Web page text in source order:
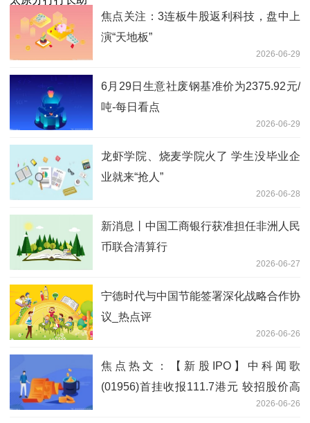
焦点关注：3连板牛股返利科技，盘中上
演“天地板”
2026-06-29
6月29日生意社废钢基准价为2375.92元/
吨-每日看点
2026-06-29
龙虾学院、烧麦学院火了 学生没毕业企
业就来“抢人”
2026-06-28
新消息丨中国工商银行获准担任非洲人民
币联合清算行
2026-06-27
宁德时代与中国节能签署深化战略合作协
议_热点评
2026-06-26
焦点热文：【新股IPO】中科闻歌
(01956)首挂收报111.7港元 较招股价高
2026-06-26